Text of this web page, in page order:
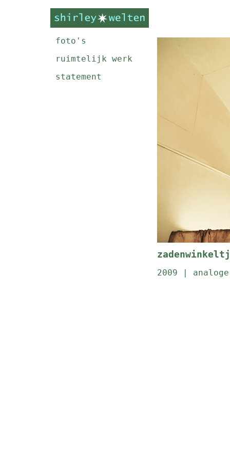
foto's
ruimtelijk werk
statement
2009 |